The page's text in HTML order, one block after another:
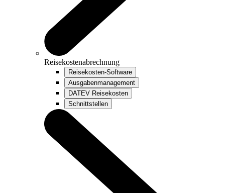
Reisekostenabrechnung